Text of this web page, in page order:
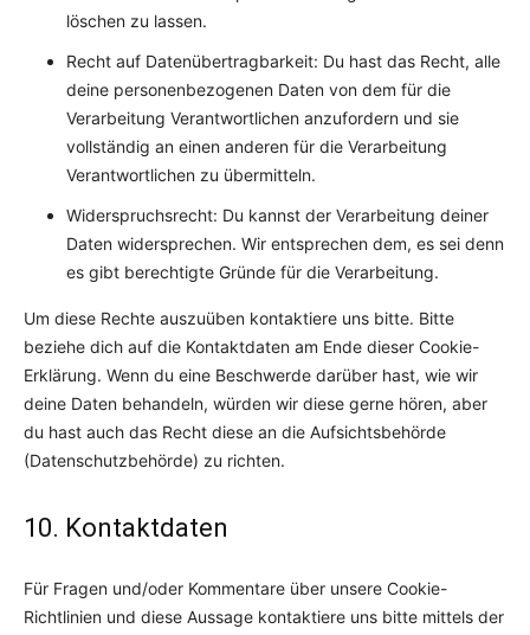
löschen zu lassen.
Recht auf Datenübertragbarkeit: Du hast das Recht, alle
deine personenbezogenen Daten von dem für die
Verarbeitung Verantwortlichen anzufordern und sie
vollständig an einen anderen für die Verarbeitung
Verantwortlichen zu übermitteln.
Widerspruchsrecht: Du kannst der Verarbeitung deiner
Daten widersprechen. Wir entsprechen dem, es sei denn
es gibt berechtigte Gründe für die Verarbeitung.
Um diese Rechte auszuüben kontaktiere uns bitte. Bitte
beziehe dich auf die Kontaktdaten am Ende dieser Cookie-
Erklärung. Wenn du eine Beschwerde darüber hast, wie wir
deine Daten behandeln, würden wir diese gerne hören, aber
du hast auch das Recht diese an die Aufsichtsbehörde
(Datenschutzbehörde) zu richten.
10. Kontaktdaten
Für Fragen und/oder Kommentare über unsere Cookie-
Richtlinien und diese Aussage kontaktiere uns bitte mittels der